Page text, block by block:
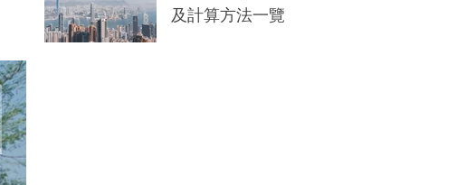
及計算方法一覽